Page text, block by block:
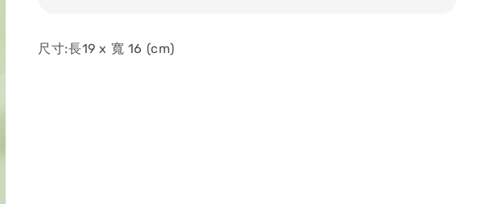
尺寸:長19 x 寬 16 (cm)